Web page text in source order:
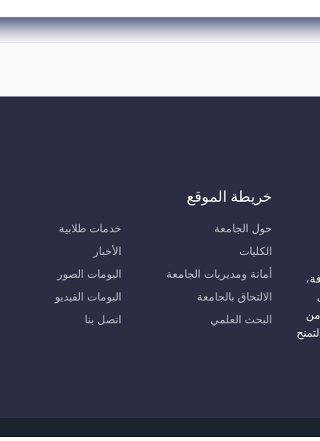
من
خريطة الموقع
حول الجامعة
الكليات
أمانة ومديريات الجامعة
الالتحاق بالجامعة
البحث العلمي
خدمات طلابية
الأخبار
البومات الصور
البومات الفيديو
اتصل بنا